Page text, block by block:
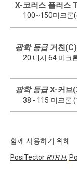
X-코러스 플러스
100~150미크론
광학 등급거친
20 내지 64 미크
광학 등급X-커브
38 - 115 미크론
함께 사용하기 위해
PosiTector RTR H,